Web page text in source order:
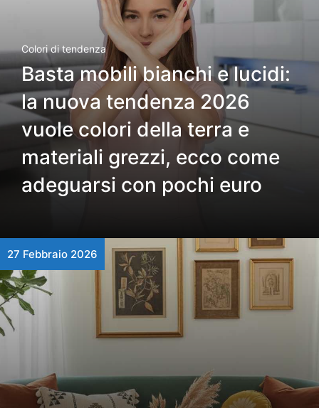
Colori di tendenza
Basta mobili bianchi e lucidi:
la nuova tendenza 2026
vuole colori della terra e
materiali grezzi, ecco come
adeguarsi con pochi euro
27 Febbraio 2026